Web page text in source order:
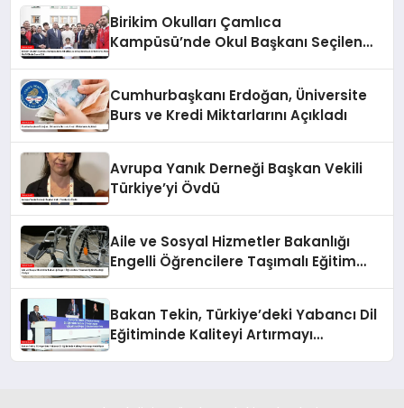
Birikim Okulları Çamlıca
Kampüsü’nde Okul Başkanı Seçilen
Cumhurbaşkanı Erdoğan, Üniversite
Burs ve Kredi Miktarlarını Açıkladı
Avrupa Yanık Derneği Başkan Vekili
Türkiye’yi Övdü
Aile ve Sosyal Hizmetler Bakanlığı
Engelli Öğrencilere Taşımalı Eğitim
Bakan Tekin, Türkiye’deki Yabancı Dil
Eğitiminde Kaliteyi Artırmayı